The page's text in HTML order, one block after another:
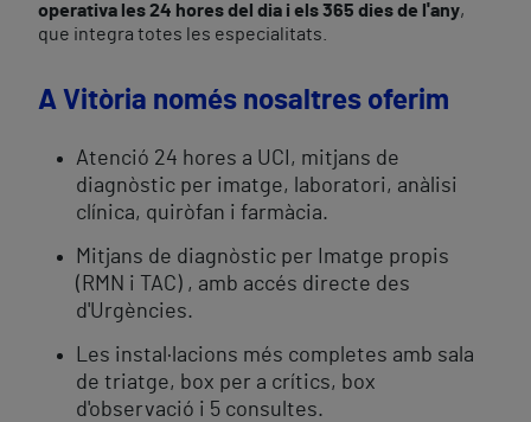
operativa les 24 hores del dia i els 365 dies de l'any,
que integra totes les especialitats.
A Vitòria només nosaltres oferim
Atenció 24 hores a UCI, mitjans de
diagnòstic per imatge, laboratori, anàlisi
clínica, quiròfan i farmàcia.
Mitjans de diagnòstic per Imatge propis
(RMN i TAC) , amb accés directe des
d'Urgències.
Les instal·lacions més completes amb sala
de triatge, box per a crítics, box
d'observació i 5 consultes.